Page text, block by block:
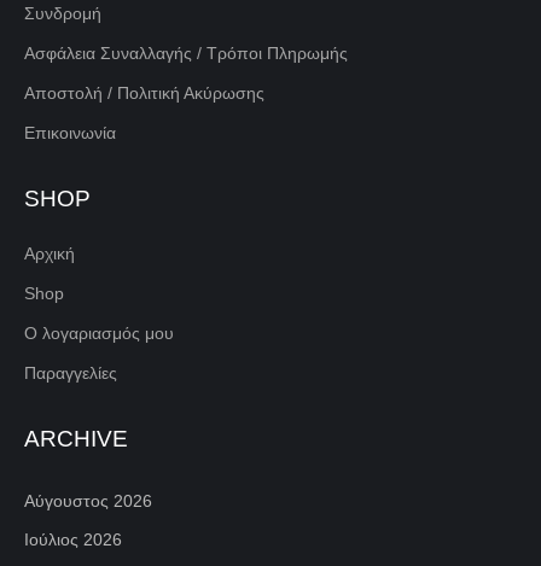
Συνδρομή
Ασφάλεια Συναλλαγής / Τρόποι Πληρωμής
Αποστολή / Πολιτική Ακύρωσης
Επικοινωνία
SHOP
Αρχική
Shop
Ο λογαριασμός μου
Παραγγελίες
ARCHIVE
Αύγουστος 2026
Ιούλιος 2026